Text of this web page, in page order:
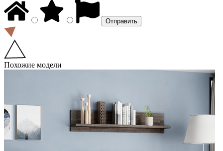
Похожие модели